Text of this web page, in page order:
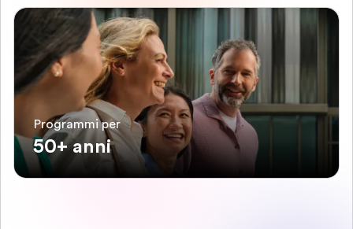
Programmi per
50+ anni